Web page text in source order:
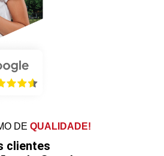
DEQUALIDADE!
clientes